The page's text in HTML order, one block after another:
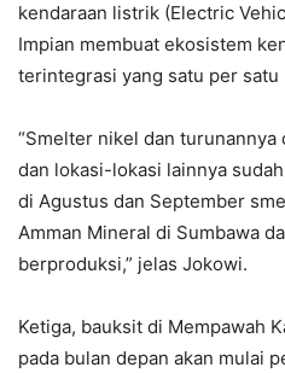
kendaraan listrik (Electric
Impian membuat ekosistem
terintegrasi yang satu per
“Smelter nikel dan turunannya
dan lokasi-lokasi lainnya
di Agustus dan September
Amman Mineral di Sumbawa
berproduksi,” jelas Jokowi.
Ketiga, bauksit di Mempawah
pada bulan depan akan mulai